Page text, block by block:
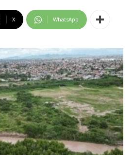
X WhatsApp